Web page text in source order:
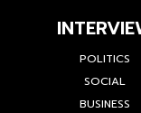
POLITICS
SOCIAL
BUSINESS